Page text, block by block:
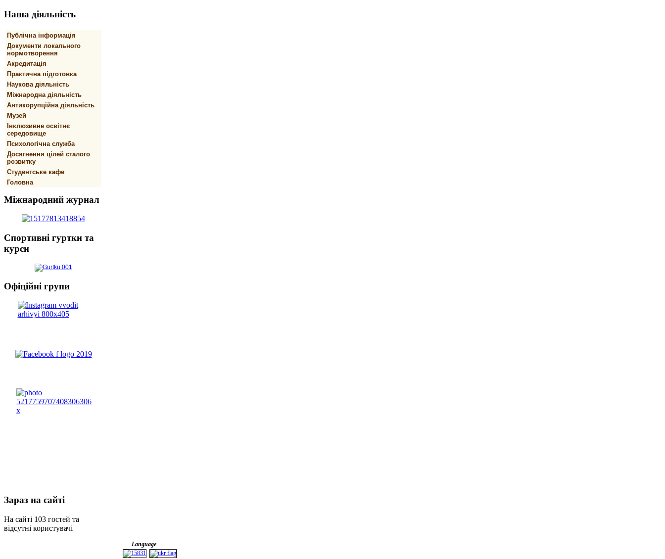
Наша діяльність
Публічна інформація
Документи локального
нормотворення
Акредитація
Практична підготовка
Наукова діяльність
Міжнародна діяльність
Антикорупційна діяльність
Музей
Інклюзивне освітнє
середовище
Психологічна служба
Досягнення цілей сталого
розвитку
Студентське кафе
Головна
Міжнародний журнал
Спортивнi гуртки та
курси
Офіційні групи
Зараз на сайті
На сайті 103 гостей та
відсутні користувачі
Language